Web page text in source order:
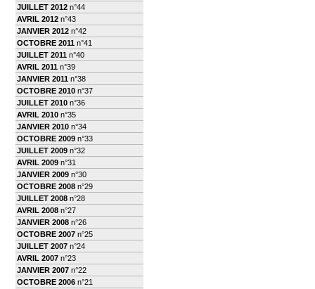
JUILLET 2012 n°44
AVRIL 2012 n°43
JANVIER 2012 n°42
OCTOBRE 2011 n°41
JUILLET 2011 n°40
AVRIL 2011 n°39
JANVIER 2011 n°38
OCTOBRE 2010 n°37
JUILLET 2010 n°36
AVRIL 2010 n°35
JANVIER 2010 n°34
OCTOBRE 2009 n°33
JUILLET 2009 n°32
AVRIL 2009 n°31
JANVIER 2009 n°30
OCTOBRE 2008 n°29
JUILLET 2008 n°28
AVRIL 2008 n°27
JANVIER 2008 n°26
OCTOBRE 2007 n°25
JUILLET 2007 n°24
AVRIL 2007 n°23
JANVIER 2007 n°22
OCTOBRE 2006 n°21